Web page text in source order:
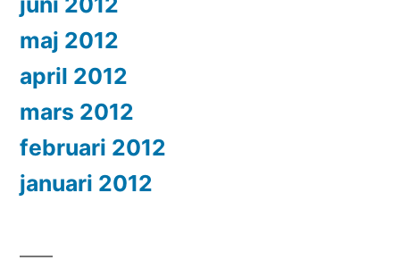
maj 2012
april 2012
mars 2012
februari 2012
januari 2012